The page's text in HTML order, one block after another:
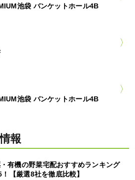
池袋 バンケットホール4B
池袋 バンケットホール4B
報
有機の野菜宅配おすすめランキング
【厳選8社を徹底比較】